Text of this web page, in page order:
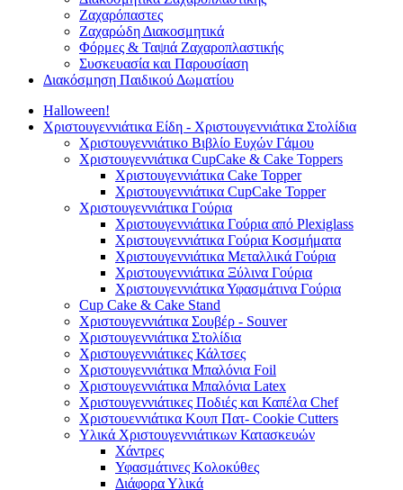
Ζαχαρόπαστες
Ζαχαρώδη Διακοσμητικά
Φόρμες & Ταψιά Ζαχαροπλαστικής
Συσκευασία και Παρουσίαση
Διακόσμηση Παιδικού Δωματίου
Halloween!
Χριστουγεννιάτικα Είδη - Χριστουγεννιάτικα Στολίδια
Χριστουγεννιάτικο Βιβλίο Ευχών Γάμου
Χριστουγεννιάτικα CupCake & Cake Toppers
Χριστουγεννιάτικα Cake Topper
Χριστουγεννιάτικα CupCake Topper
Χριστουγεννιάτικα Γούρια
Χριστουγεννιάτικα Γούρια από Plexiglass
Χριστουγεννιάτικα Γούρια Κοσμήματα
Χριστουγεννιάτικα Μεταλλικά Γούρια
Χριστουγεννιάτικα Ξύλινα Γούρια
Χριστουγεννιάτικα Υφασμάτινα Γούρια
Cup Cake & Cake Stand
Χριστουγεννιάτικα Σουβέρ - Souver
Χριστουγεννιάτικα Στολίδια
Χριστουγεννιάτικες Κάλτσες
Χριστουγεννιάτικα Μπαλόνια Foil
Χριστουγεννιάτικα Μπαλόνια Latex
Χριστουγεννιάτικες Ποδιές και Καπέλα Chef
Χριστουεννιάτικα Κουπ Πατ- Cookie Cutters
Υλικά Χριστουγεννιάτικων Κατασκευών
Χάντρες
Υφασμάτινες Κολοκύθες
Διάφορα Υλικά